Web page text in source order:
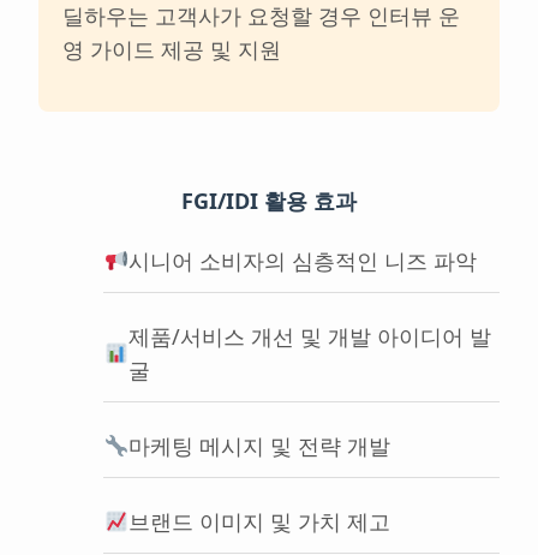
딜하우는 고객사가 요청할 경우 인터뷰 운
영 가이드 제공 및 지원
FGI/IDI 활용 효과
시니어 소비자의 심층적인 니즈 파악
제품/서비스 개선 및 개발 아이디어 발
굴
마케팅 메시지 및 전략 개발
브랜드 이미지 및 가치 제고